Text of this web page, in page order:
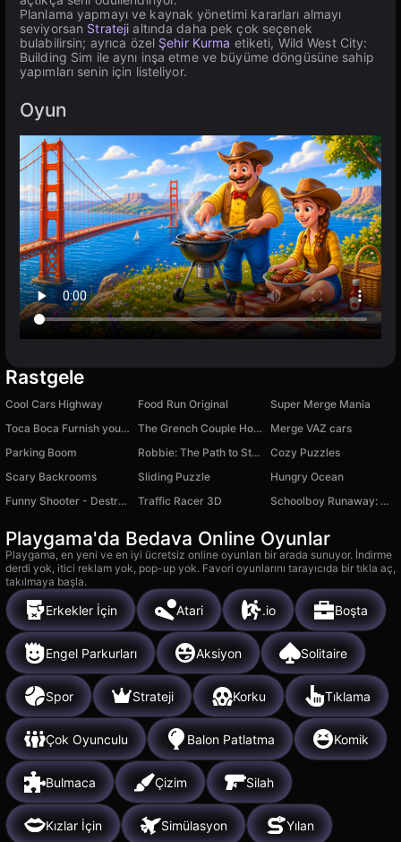
Planlama yapmayı ve kaynak yönetimi kararları almayı
seviyorsan Strateji altında daha pek çok seçenek
bulabilirsin; ayrıca özel Şehir Kurma etiketi, Wild West City:
Building Sim ile aynı inşa etme ve büyüme döngüsüne sahip
yapımları senin için listeliyor.
Oyun
Rastgele
Cool Cars Highway Food Run Original
Super Merge Mania
Toca Boca Furnish your home
The Grench Couple Holiday Dress up
Merge VAZ cars
Parking Boom
Robbie: The Path to Strength
Cozy Puzzles
Scary Backrooms
Sliding Puzzle
Hungry Ocean
Funny Shooter - Destroy All
Traffic Racer 3D Schoolboy Runaway: School Escape
Playgama'da Bedava Online Oyunlar
Playgama, en yeni ve en iyi ücretsiz online oyunları bir arada sunuyor. İndirme
derdi yok, itici reklam yok, pop-up yok. Favori oyunlarını tarayıcıda bir tıkla aç,
takılmaya başla.
Erkekler İçin Atari .io Boşta
Engel Parkurları Aksiyon Solitaire
Spor Strateji Korku Tıklama
Çok Oyunculu Balon Patlatma Komik
Bulmaca Çizim Silah
Kızlar İçin Simülasyon Yılan